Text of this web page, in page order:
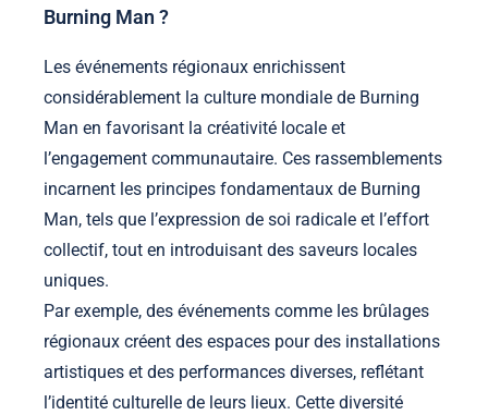
Burning Man ?
Les événements régionaux enrichissent
considérablement la culture mondiale de Burning
Man en favorisant la créativité locale et
l’engagement communautaire. Ces rassemblements
incarnent les principes fondamentaux de Burning
Man, tels que l’expression de soi radicale et l’effort
collectif, tout en introduisant des saveurs locales
uniques.
Par exemple, des événements comme les brûlages
régionaux créent des espaces pour des installations
artistiques et des performances diverses, reflétant
l’identité culturelle de leurs lieux. Cette diversité